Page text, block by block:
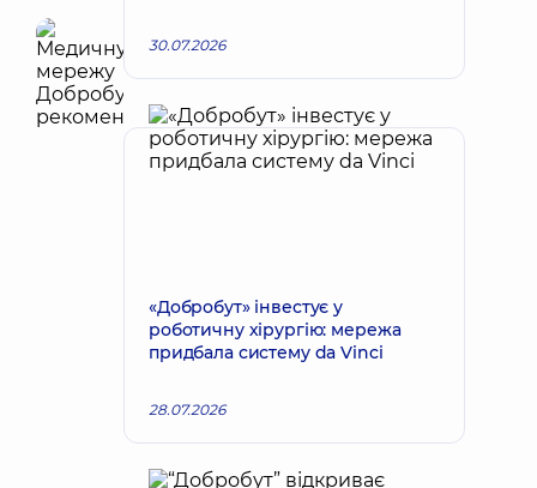
30.07.2026
«Добробут» інвестує у
роботичну хірургію: мережа
придбала систему da Vinci
28.07.2026